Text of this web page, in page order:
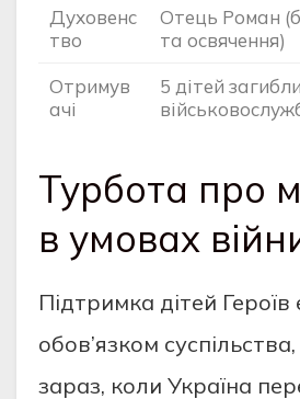
Духовенс
тво
Отець Роман
та освячення)
Отримув
ачі
5 дітей
Турбота про
в умовах
Підтримка дітей Героїв
обов’язком
зараз, коли Україна